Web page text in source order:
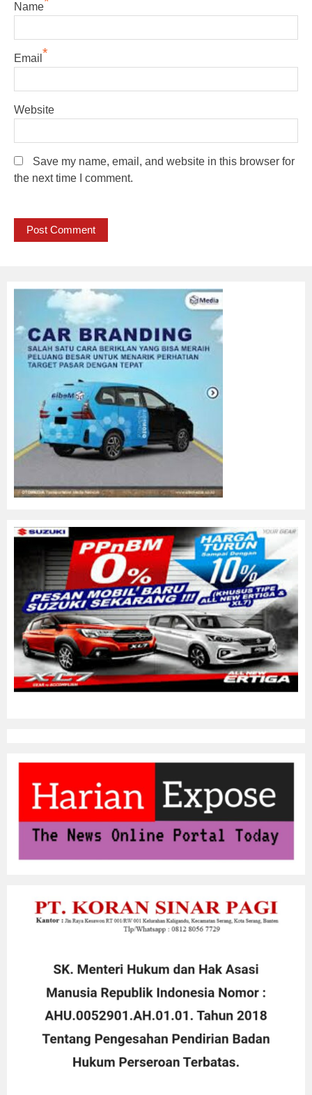
Name
Email *
Website
Save my name, email, and website in this browser for
the next time I comment.